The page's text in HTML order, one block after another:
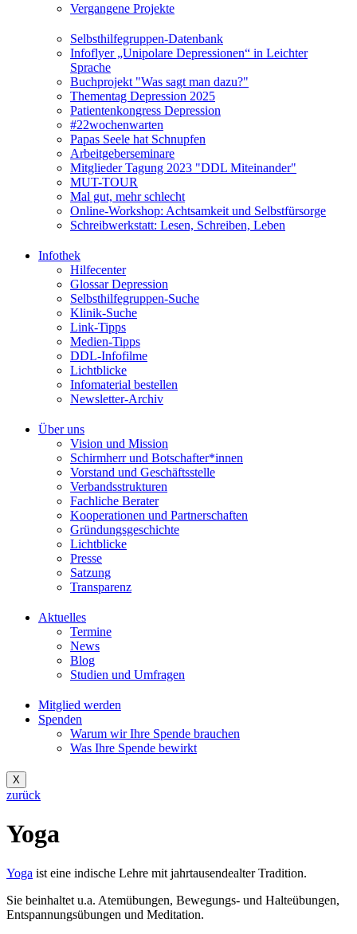
Vergangene Projekte
Selbsthilfegruppen-Datenbank
Infoflyer „Unipolare Depressionen“ in Leichter
Sprache
Buchprojekt "Was sagt man dazu?"
Thementag Depression 2025
Patientenkongress Depression
#22wochenwarten
Papas Seele hat Schnupfen
Arbeitgeberseminare
Mitglieder Tagung 2023 "DDL Miteinander"
MUT-TOUR
Mal gut, mehr schlecht
Online-Workshop: Achtsamkeit und Selbstfürsorge
Schreibwerkstatt: Lesen, Schreiben, Leben
Infothek
Hilfecenter
Glossar Depression
Selbsthilfegruppen-Suche
Klinik-Suche
Link-Tipps
Medien-Tipps
DDL-Infofilme
Lichtblicke
Infomaterial bestellen
Newsletter-Archiv
Über uns
Vision und Mission
Schirmherr und Botschafter*innen
Vorstand und Geschäftsstelle
Verbandsstrukturen
Fachliche Berater
Kooperationen und Partnerschaften
Gründungsgeschichte
Lichtblicke
Presse
Satzung
Transparenz
Aktuelles
Termine
News
Blog
Studien und Umfragen
Mitglied werden
Spenden
Warum wir Ihre Spende brauchen
Was Ihre Spende bewirkt
X
zurück
Yoga
Yoga ist eine indische Lehre mit jahrtausendealter Tradition.
Sie beinhaltet u.a. Atemübungen, Bewegungs- und Halteübungen,
Entspannungsübungen und Meditation.